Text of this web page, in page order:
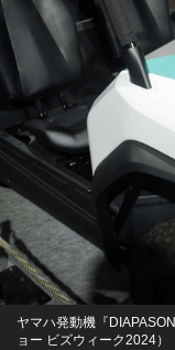
ヤマハ発動機『
ョー ビズウィーク2024）